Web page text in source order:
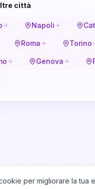
città
Napoli
Roma Torino
Genova
per migliorare la tua